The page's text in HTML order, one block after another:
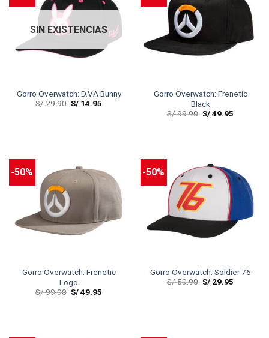
SIN EXISTENCIAS
Gorro Overwatch: D.VA Bunny
S/29.90 S/ 14.95
Gorro Overwatch: Frenetic
Black
S/99.90 S/49.95
-50%
Gorro Overwatch: Frenetic
Logo
S/99.90 S/49.95
-50%
Gorro Overwatch: Soldier 76
S/59.90 S/ 29.95